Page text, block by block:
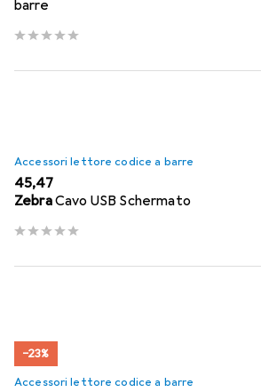
barre
Accessori lettore codice a barre
EUR
45,47
ZebraCavo USB Schermato
−23%
Accessori lettore codice a barre